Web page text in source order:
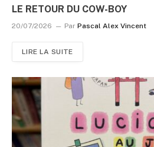
LE RETOUR DU COW-BOY
20/07/2026 Par Pascal Alex Vincent
LIRE LA SUITE